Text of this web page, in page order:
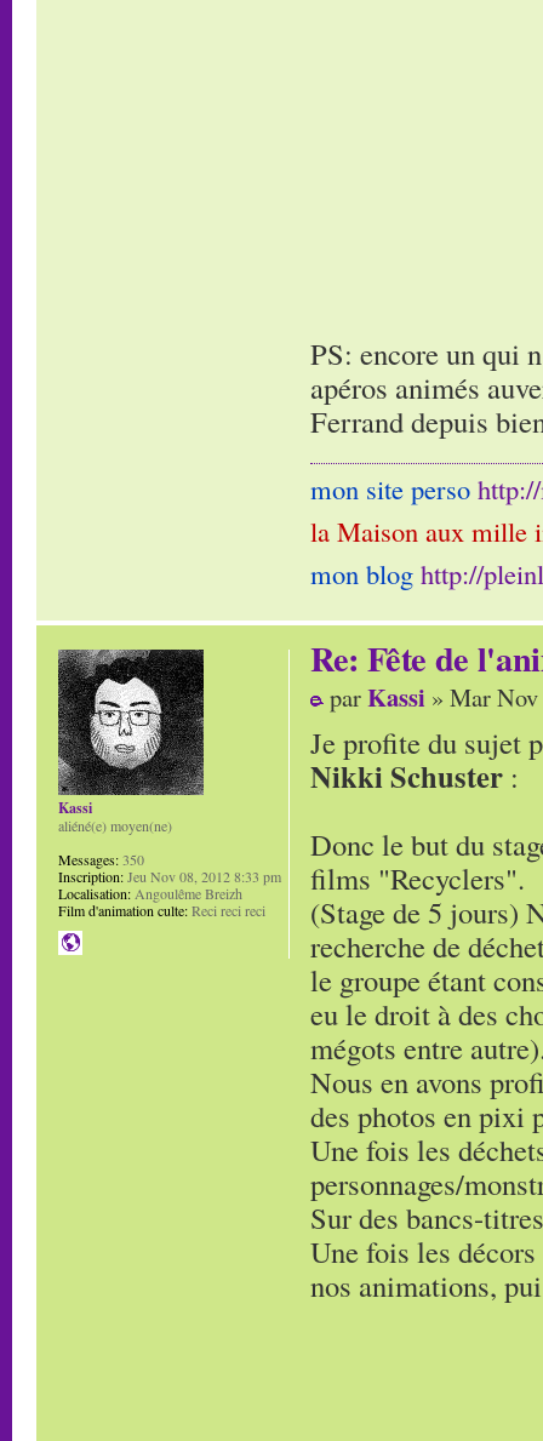
PS: encore un qui
apéros animés
Ferrand depuis
mon site perso
la Maison aux mille
mon blog http://
Re: Fête de
parKassi » Mar
Je profite du sujet
Nikki Schuster :
Donc le but du
films "Recyclers".
(Stage de 5 jours)
recherche de
le groupe étant
eu le droit à des
mégots entre
Nous en avons
des photos en pixi
Une fois les
personnages/
Sur des bancs-
Une fois les
nos animations,
Kassi
aliéné(e) moyen(ne)
Messages:350
Inscription:Jeu Nov 08, 2012 8:33 pm
Localisation: Angoulême Breizh
Film d'animation culte:Reci reci reci